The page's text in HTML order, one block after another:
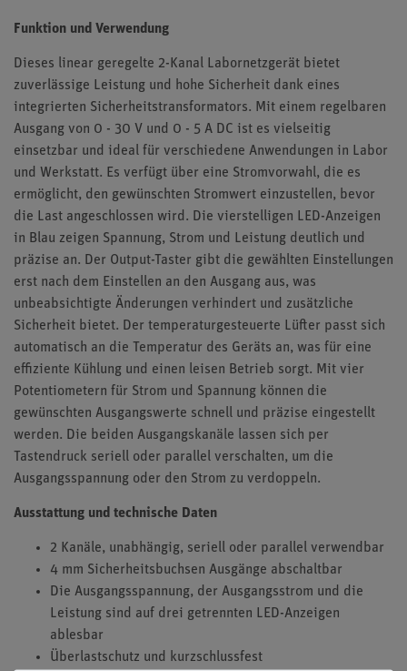
Funktion und Verwendung
Dieses linear geregelte 2-Kanal Labornetzgerät bietet
zuverlässige Leistung und hohe Sicherheit dank eines
integrierten Sicherheitstransformators. Mit einem regelbaren
Ausgang von 0 - 30 V und 0 - 5 A DC ist es vielseitig
einsetzbar und ideal für verschiedene Anwendungen in Labor
und Werkstatt. Es verfügt über eine Stromvorwahl, die es
ermöglicht, den gewünschten Stromwert einzustellen, bevor
die Last angeschlossen wird. Die vierstelligen LED-Anzeigen
in Blau zeigen Spannung, Strom und Leistung deutlich und
präzise an. Der Output-Taster gibt die gewählten Einstellungen
erst nach dem Einstellen an den Ausgang aus, was
unbeabsichtigte Änderungen verhindert und zusätzliche
Sicherheit bietet. Der temperaturgesteuerte Lüfter passt sich
automatisch an die Temperatur des Geräts an, was für eine
effiziente Kühlung und einen leisen Betrieb sorgt. Mit vier
Potentiometern für Strom und Spannung können die
gewünschten Ausgangswerte schnell und präzise eingestellt
werden. Die beiden Ausgangskanäle lassen sich per
Tastendruck seriell oder parallel verschalten, um die
Ausgangsspannung oder den Strom zu verdoppeln.
Ausstattung und technische Daten
2 Kanäle, unabhängig, seriell oder parallel verwendbar
4 mm Sicherheitsbuchsen Ausgänge abschaltbar
Die Ausgangsspannung, der Ausgangsstrom und die
Leistung sind auf drei getrennten LED-Anzeigen
ablesbar
Überlastschutz und kurzschlussfest